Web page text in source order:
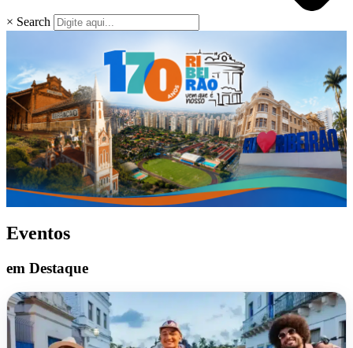
× Search
Eventos
em Destaque